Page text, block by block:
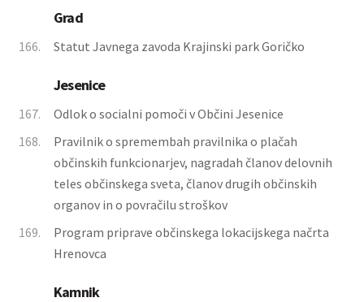
Grad
166. Statut Javnega zavoda Krajinski park Goričko
Jesenice
167.
Odlok o socialni pomoči v Občini Jesenice
168.
Pravilnik o spremembah pravilnika o plačah
občinskih funkcionarjev, nagradah članov delovnih
teles občinskega sveta, članov drugih občinskih
organov in o povračilu stroškov
169.
Program priprave občinskega lokacijskega načrta
Hrenovca
Kamnik